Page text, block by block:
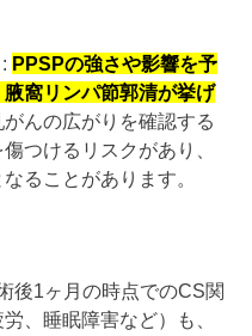
: PPSPの強さや影響を予
窩リンパ節郭清が挙げ
んの広がりを確認する
つけるリスクがあり、
ることがあります。
後1ヶ月の時点でのCS関
、睡眠障害など）も、